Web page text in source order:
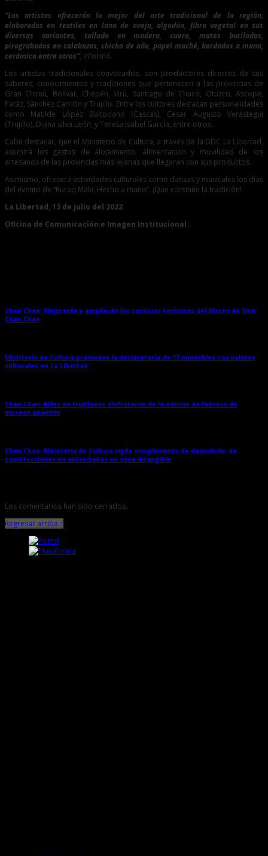
“Los artistas ofrecerán lo mejor del arte tradicional de la región,
elaborados en textiles en lana de oveja, algodón, fibra vegetal en sus
diversas variantes, tallado en madera, cuero, mates burilados,
pirograbados en calabazos, chicha de año, papel maché, bordados a mano,
cerámica entre otros”, informó.
Los artistas tradicionales convocados, son productores directos de sus
saberes, conocimientos y tradiciones que pertenecen a las provincias de
Gran Chimú, Bolívar, Chepén, Virú, Santiago de Chuco, Otuzco, Ascope,
Patáz, Sánchez Carrión y Trujillo. Entre los cultores destacan personalidades
como Matilde López Baltodano (Cascas), Cesar Augusto Verástegui
(Trujillo), Diana silva León, y Teresa Isabel García, entre otros.
Cabe destacar, que el Ministerio de Cultura, a través de la DDC La Libertad,
asumirá los gastos de alojamiento, alimentación y movilidad de los
artesanos de las provincias más lejanas que llegaran con sus productos.
Asimismo, ofrecerá actividades culturales como danzas y musicales los días
del evento de “Ruraq Maki, Hecho a mano”. ¡Que continúe la tradición!
La Libertad, 13 de julio del 2022
Oficina de Comunicación e Imagen Institucional.
Chan Chan: Mejorarán y ampliarán los servicios turísticos del Museo de Sitio
Chan Chan
Ministerio de Cultura promueve la declaratoria de 17 inmuebles con valores
culturales en La Libertad
Chan Chan: Miles de trujillanos disfrutaron de la edición de febrero de
museos abiertos
Chan Chan: Ministerio de Cultura vigila cumplimiento de demolición de
construcciones no autorizadas en zona intangible
Los comentarios han sido cerrados.
Regresar arriba ↑